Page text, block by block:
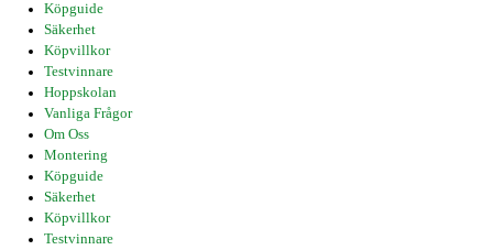
Köpguide
Säkerhet
Köpvillkor
Testvinnare
Hoppskolan
Vanliga Frågor
Om Oss
Montering
Köpguide
Säkerhet
Köpvillkor
Testvinnare